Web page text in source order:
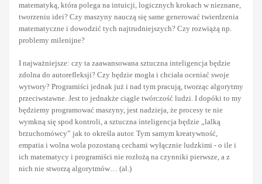
matematyką, która polega na intuicji, logicznych krokach w nieznane,
tworzeniu idei? Czy maszyny nauczą się same generować twierdzenia
matematyczne i dowodzić tych najtrudniejszych? Czy rozwiążą np.
problemy milenijne?
I najważniejsze: czy ta zaawansowana sztuczna inteligencja będzie
zdolna do autorefleksji? Czy będzie mogła i chciała oceniać swoje
wytwory? Programiści jednak już i nad tym pracują, tworząc algorytmy
przeciwstawne. Jest to jednakże ciągle twórczość ludzi. I dopóki to my
będziemy programować maszyny, jest nadzieja, że procesy te nie
wymkną się spod kontroli, a sztuczna inteligencja będzie „lalką
brzuchomówcy” jak to określa autor. Tym samym kreatywność,
empatia i wolna wola pozostaną cechami wyłącznie ludzkimi - o ile i
ich matematycy i programiści nie rozłożą na czynniki pierwsze, a z
nich nie stworzą algorytmów… (al.)